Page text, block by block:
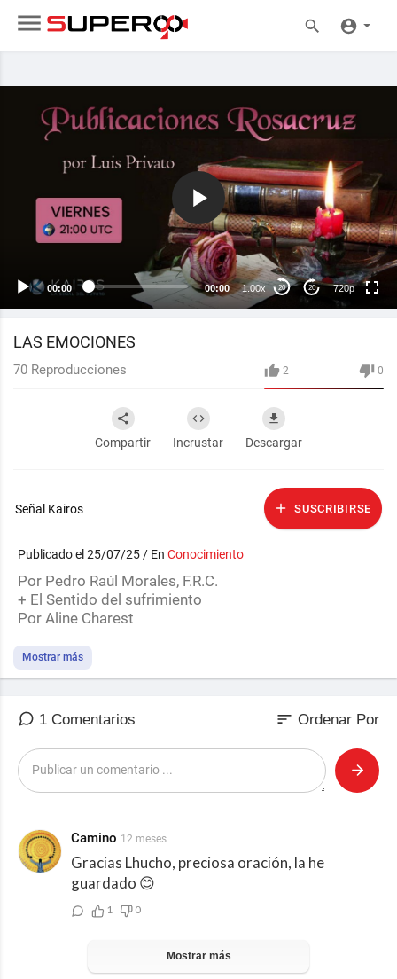
00:00 00:00 1.00x 20 20 720p
720p
480p
360p
240p
LAS EMOCIONES
2 0
70 Reproducciones
Compartir Incrustar Descargar
Señal Kairos SUSCRIBIRSE
Publicado el 25/07/25 / En Conocimiento
Por Pedro Raúl Morales, F.R.C.
+ El Sentido del sufrimiento
Por Aline Charest
Mostrar más
1 Comentarios sort Ordenar Por
Camino 12 meses
Gracias Lhucho, preciosa oración, la he
guardado 😊
1 0
Mostrar más